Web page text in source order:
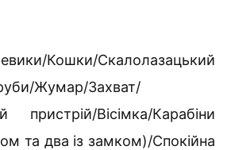
Кошки/Скалолазацький
Жумар/Захват/
пристрій/Вісімка/Карабіни
та два із замком)/Спокійна